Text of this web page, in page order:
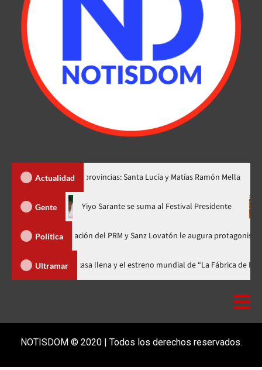
Actualidad
dos nuevas provincias: Santa Lucía y Matías Ramón Mella
Gente
en nuevo horario Yiyo Sarante se suma al Festival
Política
Organización del PRM y Sanz Lovatón le augura protagonismo político
Ultramar
celebra 15 años con una gala a casa llena y el estreno mundial de “La
NOTISDOM © 2020 | Todos los derechos reservados.